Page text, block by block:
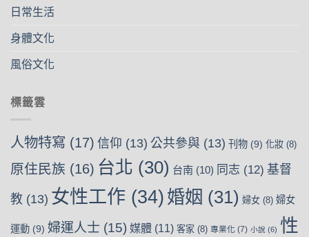
日常生活
身體文化
風俗文化
標籤雲
人物特寫 (17) 信仰 (13) 公共參與 (13) 刊物 (9) 化妝 (8)
原住民族 (16) 台北 (30) 台南 (10) 同志 (12) 基督
教 (13) 女性工作 (34) 婚姻 (31) 婦女 (8) 婦女
運動 (9) 婦運人士 (15) 媒體 (11) 客家 (8) 專業化 (7) 小說 (6) 性